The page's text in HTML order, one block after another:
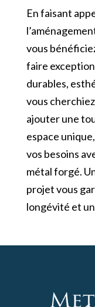
En faisant
vous
faire
durables,
vous
ajouter une
espace
vos besoins
métal forgé.
projet vous
longévité et